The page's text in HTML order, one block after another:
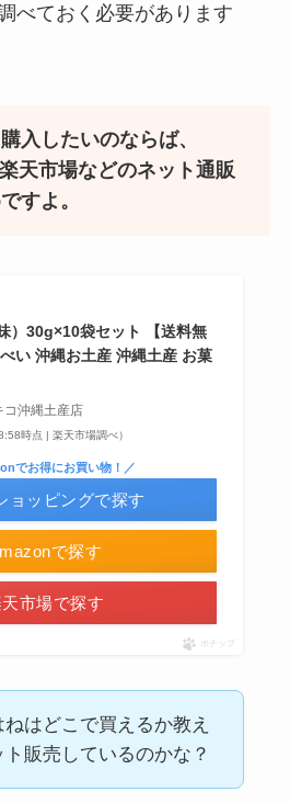
ってる？100均やロフトで買
える！
べておく必要があります
入したいのならば、
天市場などのネット通販
すよ。
）30g×10袋セット 【送料無
い 沖縄お土産 沖縄土産 お菓
コ沖縄土産店
時点 | 楽天市場調べ）
で探す
市場で探す
でお得にお買い物！／
ョッピングで探す
ポチップ
はどこで買えるか教え
ト販売しているのかな？